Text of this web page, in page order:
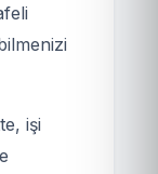
işi